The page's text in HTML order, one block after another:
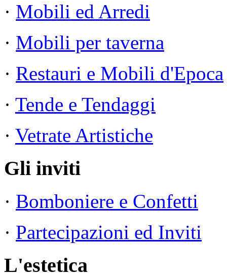
· Mobili ed Arredi
· Mobili per taverna
· Restauri e Mobili d'Epoca
· Tende e Tendaggi
· Vetrate Artistiche
Gli inviti
· Bomboniere e Confetti
· Partecipazioni ed Inviti
L'estetica